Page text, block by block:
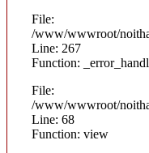
File:
/www/wwwroot/
Line: 267
Function:
File:
/www/wwwroot/
Line: 68
Function: view